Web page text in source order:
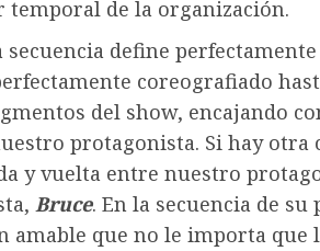
temporal de la organización.
secuencia define
coreografiado
del show, encajando
protagonista. Si hay otra
y vuelta entre nuestro
Bruce. En la secuencia de
amable que no le importa que